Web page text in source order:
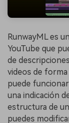
RunwayML es
YouTube que
de
videos de
puede
una indicación
estructura de
puedes